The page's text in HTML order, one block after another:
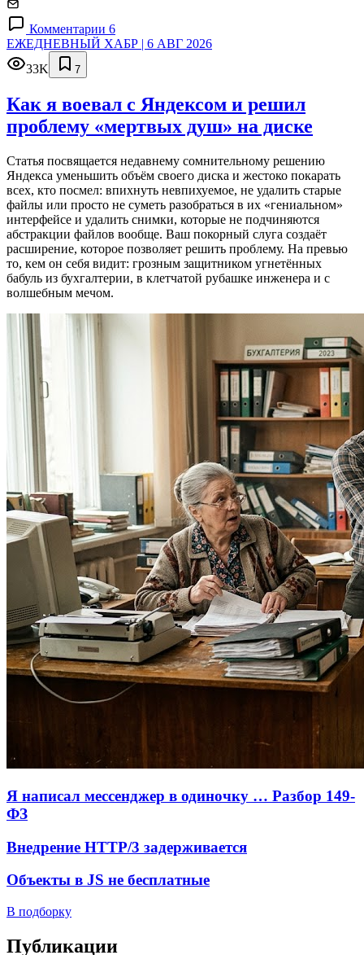
Комментарии 6
ЕЖЕДНЕВНЫЙ ХАБР | 6 АВГ 2026
33K
7
Как я воевал с Яндексом и решил
проблему «мертвых душ» на диске
Статья посвящается недавнему сомнительному решению
Яндекса уменьшить объём своего диска и жестоко покарать
всех, кто посмел: впихнуть невпихуемое, не удалить старые
файлы или просто не суметь разобраться в их «гениальном»
интерфейсе и удалить снимки, которые не подчиняются
абстракции файлов вообще. Ваш покорный слуга создаёт
расширение, которое позволяет решить проблему. На превью
то, кем он себя видит: грозным защитником угнетённых
бабуль из бухгалтерии, в клетчатой рубашке инженера и с
волшебным мечом.
Я написал мессенджер в одиночку … Разбор 149-
ФЗ
Внедрение HTTP/3 задерживается
Объекты в JS не бесплатные
В подборку
Публикации